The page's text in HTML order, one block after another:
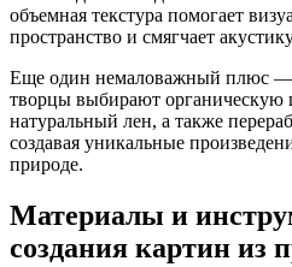
объемная текстура помогает
пространство и смягчает
Еще один немаловажный плюс —
творцы выбирают органическую
натуральный лен, а также
создавая уникальные
природе.
Материалы и
создания картин из